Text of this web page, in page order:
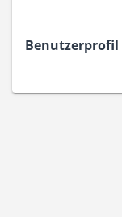
Benutzerprofil